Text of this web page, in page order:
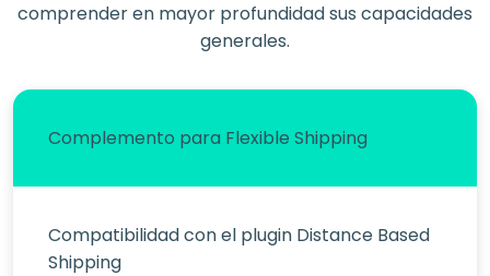
comprender en mayor profundidad sus capacidades
generales.
Complemento para Flexible Shipping
Compatibilidad con el plugin Distance Based
Shipping